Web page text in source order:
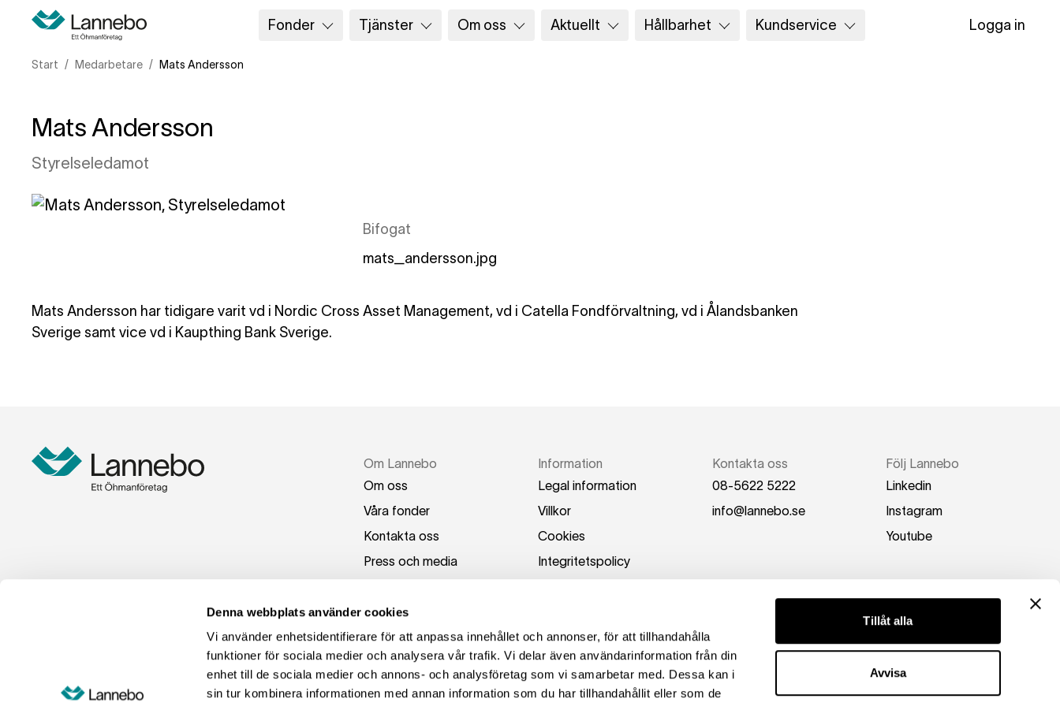
Denna webbplats använder cookies
Vi använder enhetsidentifierare för att anpassa innehållet och annonser, för att tillhandahålla
funktioner för sociala medier och analysera vår trafik. Vi delar även användarinformation från din
enhet till de sociala medier och annons- och analysföretag som vi samarbetar med. Dessa kan i
sin tur kombinera informationen med annan information som du har tillhandahållit eller som de
Tillåt alla
Avvisa
Fonder Tjänster Om oss Aktuellt Hållbarhet Kundservice Logga in
Start Medarbetare Mats Andersson
Mats Andersson
Styrelseledamot
Bifogat
mats_andersson.jpg
Mats Andersson har tidigare varit vd i Nordic Cross Asset Management, vd i Catella Fondförvaltning, vd i Ålandsbanken
Sverige samt vice vd i Kaupthing Bank Sverige.
Om Lannebo
Om oss
Våra fonder
Kontakta oss
Press och media
Information
Legal information
Villkor
Cookies
Integritetspolicy
Kontakta oss
08-5622 5222
info@lannebo.se
Följ Lannebo
Linkedin
Instagram
Youtube